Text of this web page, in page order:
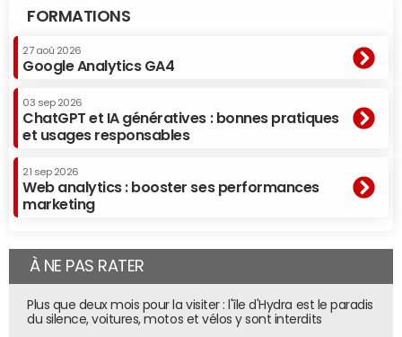
FORMATIONS
27 aoû 2026
Google Analytics GA4
03 sep 2026
ChatGPT et IA génératives : bonnes pratiques
et usages responsables
21 sep 2026
Web analytics : booster ses performances
marketing
À NE PAS RATER
Plus que deux mois pour la visiter : l'île d'Hydra est le paradis
du silence, voitures, motos et vélos y sont interdits